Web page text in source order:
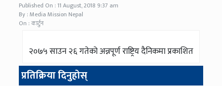
Published On : 11 August, 2018 9:37 am
By : Media Mission Nepal
On : कार्टुन
२०७५ साउन २६ गतेको अन्नपूर्ण राष्ट्रिय दैनिकमा प्रकाशित
प्रतिक्रिया दिनुहोस्